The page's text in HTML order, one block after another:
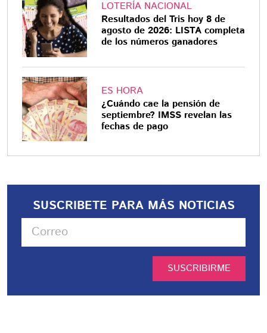
LOTERÍA NACIONAL
Resultados del Tris hoy 8 de
agosto de 2026: LISTA completa
de los números ganadores
ES HORA
¿Cuándo cae la pensión de
septiembre? IMSS revelan las
fechas de pago
SUSCRIBETE PARA MÁS NOTICIAS
SUSCRIBIRME